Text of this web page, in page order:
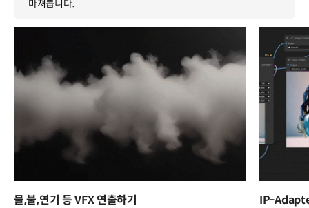
마쳐봅니다.
물,불,연기 등 VFX 연출하기
IP-